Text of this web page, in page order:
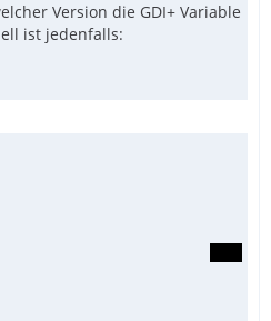
Version die GDI+ Variable
ist jedenfalls: